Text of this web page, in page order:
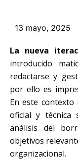
13 mayo, 2025
La nueva
introducido
redactarse y
por ello es
En este
oficial y técnica
análisis del
objetivos
organizacional.